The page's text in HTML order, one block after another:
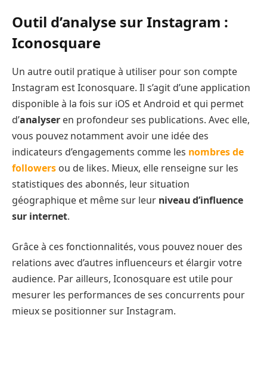
Outil d’analyse sur Instagram :
Iconosquare
Un autre outil pratique à utiliser pour son compte
Instagram est Iconosquare. Il s’agit d’une application
disponible à la fois sur iOS et Android et qui permet
d’analyser en profondeur ses publications. Avec elle,
vous pouvez notamment avoir une idée des
indicateurs d’engagements comme les nombres de
followers ou de likes. Mieux, elle renseigne sur les
statistiques des abonnés, leur situation
géographique et même sur leur niveau d’influence
sur internet.
Grâce à ces fonctionnalités, vous pouvez nouer des
relations avec d’autres influenceurs et élargir votre
audience. Par ailleurs, Iconosquare est utile pour
mesurer les performances de ses concurrents pour
mieux se positionner sur Instagram.